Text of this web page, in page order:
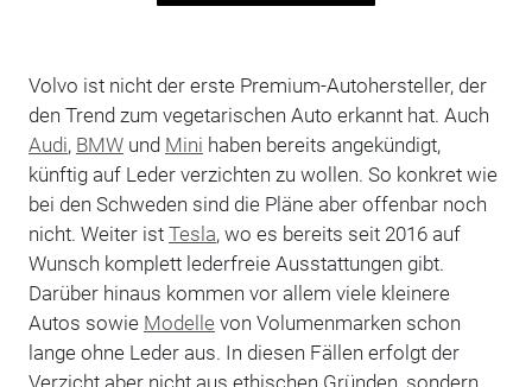
Volvo ist nicht der erste Premium-Autohersteller, der
den Trend zum vegetarischen Auto erkannt hat. Auch
Audi, BMWund Mini haben bereits angekündigt,
künftig auf Leder verzichten zu wollen. So konkret wie
bei den Schweden sind die Pläne aber offenbar noch
nicht. Weiter ist Tesla, wo es bereits seit 2016 auf
Wunsch komplett lederfreie Ausstattungen gibt.
Darüber hinaus kommen vor allem viele kleinere
Autos sowie Modelle von Volumenmarken schon
lange ohne Leder aus. In diesen Fällen erfolgt der
Verzicht aber nicht aus ethischen Gründen, sondern